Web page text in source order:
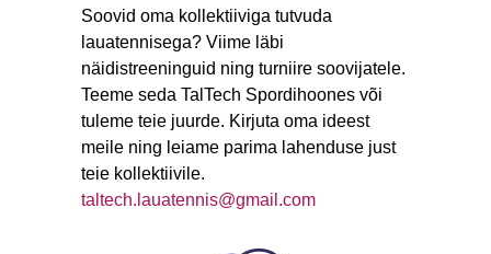
Soovid oma kollektiiviga tutvuda
lauatennisega? Viime läbi
näidistreeninguid ning turniire soovijatele.
Teeme seda TalTech Spordihoones või
tuleme teie juurde. Kirjuta oma ideest
meile ning leiame parima lahenduse just
teie kollektiivile.
taltech.lauatennis@gmail.com